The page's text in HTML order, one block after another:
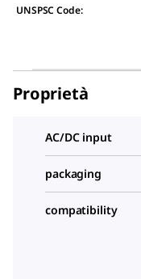
UNSPSC Code:
Proprietà
AC/DC input
packaging
compatibility